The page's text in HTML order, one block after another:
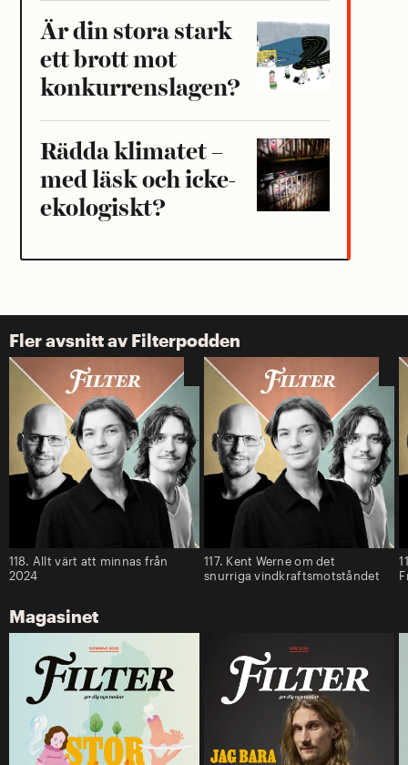
Är din stora stark
ett brott mot
konkurrenslagen?
Rädda klimatet –
med läsk och icke-
ekologiskt?
Fler avsnitt av Filterpodden
118. Allt värt att minnas från
2024
117. Kent Werne om det
snurriga vindkraftsmotståndet
Magasinet